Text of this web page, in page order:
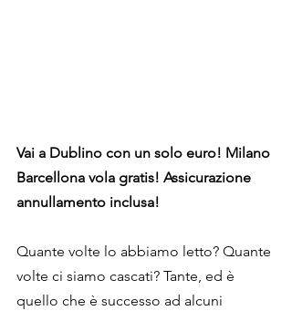
Vai a Dublino con un solo euro! Milano
Barcellona vola gratis! Assicurazione
annullamento inclusa!
Quante volte lo abbiamo letto? Quante
volte ci siamo cascati? Tante, ed è
quello che è successo ad alcuni